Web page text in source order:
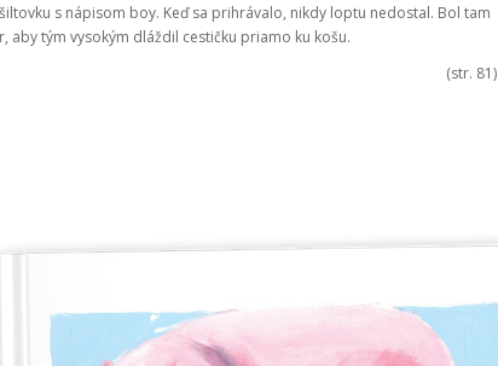
s nápisom boy. Keď sa prihrávalo, nikdy loptu nedostal. Bol tam
tým vysokým dláždil cestičku priamo ku košu.
(str. 81)